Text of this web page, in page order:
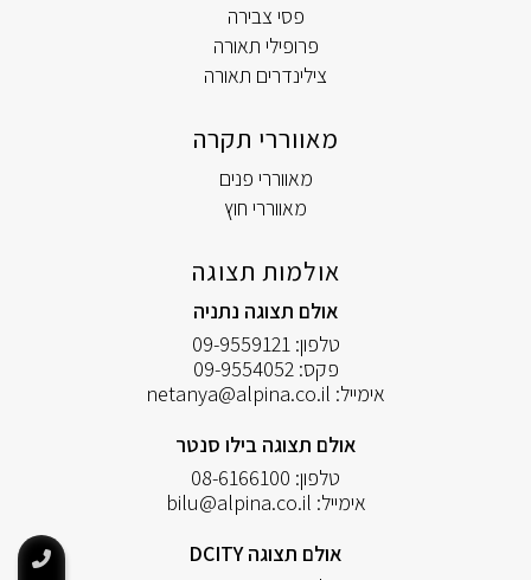
פסי צבירה
פרופילי תאורה
צילינדרים תאורה
מאווררי תקרה
מאווררי פנים
מאווררי חוץ
אולמות תצוגה
אולם תצוגה נתניה
טלפון:09-9559121
פקס:09-9554052
אימייל: netanya@alpina.co.il
אולם תצוגה בילו סנטר
טלפון: 08-6166100
אימייל: bilu@alpina.co.il
אולם תצוגה DCITY